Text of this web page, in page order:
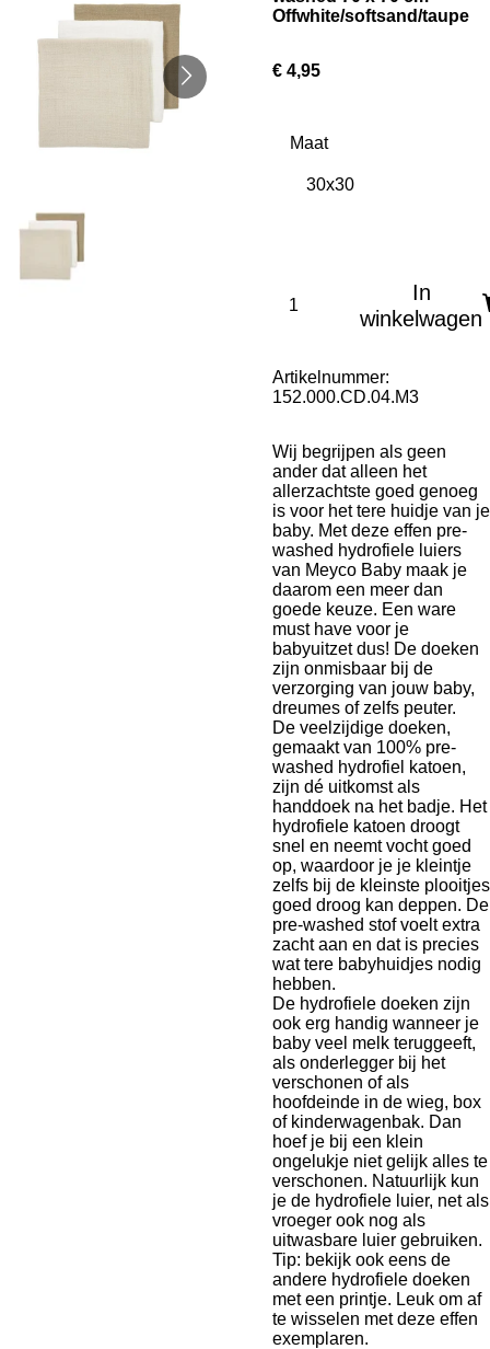
Offwhite/softsand/taupe
€ 4,95
Maat
In
winkelwagen
Artikelnummer:
152.000.CD.04.M3
Wij begrijpen als geen
ander dat alleen het
allerzachtste goed genoeg
is voor het tere huidje van je
baby. Met deze effen pre-
washed hydrofiele luiers
van Meyco Baby maak je
daarom een meer dan
goede keuze. Een ware
must have voor je
babyuitzet dus! De doeken
zijn onmisbaar bij de
verzorging van jouw baby,
dreumes of zelfs peuter.
De veelzijdige doeken,
gemaakt van 100% pre-
washed hydrofiel katoen,
zijn dé uitkomst als
handdoek na het badje. Het
hydrofiele katoen droogt
snel en neemt vocht goed
op, waardoor je je kleintje
zelfs bij de kleinste plooitjes
goed droog kan deppen. De
pre-washed stof voelt extra
zacht aan en dat is precies
wat tere babyhuidjes nodig
hebben.
De hydrofiele doeken zijn
ook erg handig wanneer je
baby veel melk teruggeeft,
als onderlegger bij het
verschonen of als
hoofdeinde in de wieg, box
of kinderwagenbak. Dan
hoef je bij een klein
ongelukje niet gelijk alles te
verschonen. Natuurlijk kun
je de hydrofiele luier, net als
vroeger ook nog als
uitwasbare luier gebruiken.
Tip: bekijk ook eens de
andere hydrofiele doeken
met een printje. Leuk om af
te wisselen met deze effen
exemplaren.